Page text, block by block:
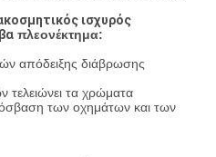
ισχυρός
πλεονέκτημα:
απόδειξης διάβρωσης
τελειώνει τα χρώματα
των οχημάτων και των